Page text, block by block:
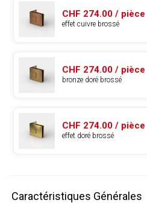
CHF 274.00 / pièce
effet cuivre brossé
CHF 274.00 / pièce
bronze doré brossé
CHF 274.00 / pièce
effet doré brossé
Caractéristiques Générales